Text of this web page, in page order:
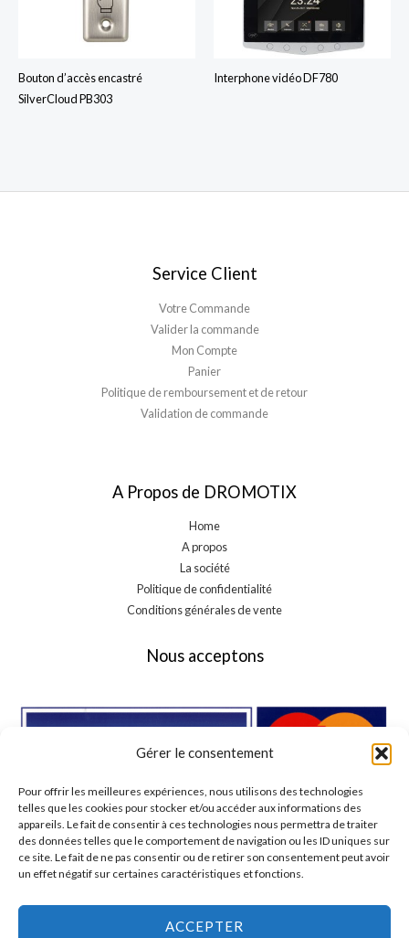
Gérer le consentement
Pour offrir les meilleures expériences, nous utilisons des technologies
telles que les cookies pour stocker et/ou accéder aux informations des
appareils. Le fait de consentir à ces technologies nous permettra de traiter
des données telles que le comportement de navigation ou les ID uniques sur
ce site. Le fait de ne pas consentir ou de retirer son consentement peut avoir
un effet négatif sur certaines caractéristiques et fonctions.
ACCEPTER
Bouton d’accès encastré
SilverCloud PB303
Interphone vidéo DF780
Service Client
Votre Commande
Valider la commande
Mon Compte
Panier
Politique de remboursement et de retour
Validation de commande
A Propos de DROMOTIX
Home
A propos
La société
Politique de confidentialité
Conditions générales de vente
Nous acceptons